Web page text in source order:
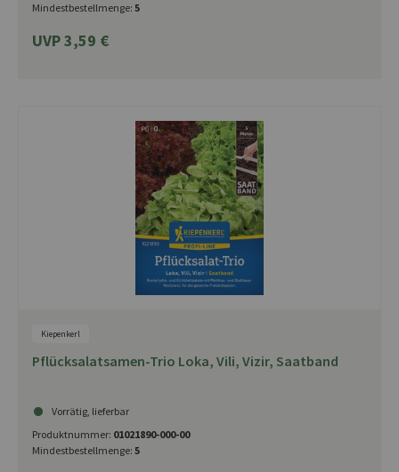
Mindestbestellmenge: 5
UVP 3,59 €
Kiepenkerl
Pflücksalatsamen-Trio Loka, Vili, Vizir, Saatband
Vorrätig, lieferbar
Produktnummer: 01021890-000-00
Mindestbestellmenge: 5